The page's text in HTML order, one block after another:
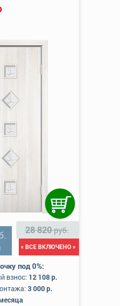
28 820руб.
« ВСЕ ВКЛЮЧЕНО »
под 0%:
взнос: 12 108 р.
3 000 р.